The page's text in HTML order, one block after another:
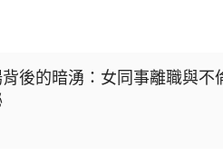
後的暗湧：女同事離職與不